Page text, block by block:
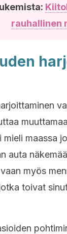
rauhallinen
mieli maassa
auta
myös
toivat